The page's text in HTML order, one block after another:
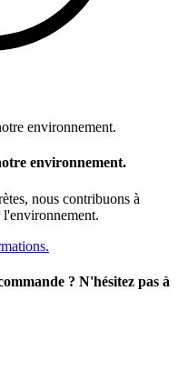
environnement.
nous contribuons à
? N'hésitez pas à